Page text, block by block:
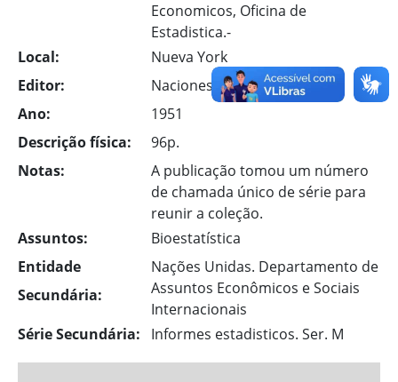
Economicos, Oficina de
Estadistica.-
Local:
Nueva York
Editor:
Naciones Unidas
Ano:
1951
Descrição física:
96p.
Notas:
A publicação tomou um número
de chamada único de série para
reunir a coleção.
Assuntos:
Bioestatística
Entidade
Secundária:
Nações Unidas. Departamento de
Assuntos Econômicos e Sociais
Internacionais
Série Secundária:
Informes estadisticos. Ser. M